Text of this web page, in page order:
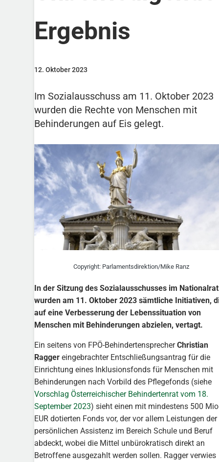
Ergebnis
12. Oktober 2023
Im Sozialausschuss am 11. Oktober 2023
wurden die Rechte von Menschen mit
Behinderungen auf Eis gelegt.
Copyright: Parlamentsdirektion/Mike Ranz
In der Sitzung des Sozialausschusses im Nationalrat
wurden am 11. Oktober 2023 sämtliche Initiativen,
auf eine Verbesserung der Lebenssituation von
Menschen mit Behinderungen abzielen, vertagt.
Ein seitens von FPÖ-BehindertensprecherChristian
Raggereingebrachter Entschließungsantrag für die
Einrichtung eines Inklusionsfonds für Menschen mit
Behinderungen nach Vorbild des Pflegefonds (siehe
Vorschlag Österreichischer Behindertenrat vom 18.
September 2023) sieht einen mit mindestens 500
EUR dotierten Fonds vor, der vor allem Leistungen der
persönlichen Assistenz im Bereich Schule und Beruf
abdeckt, wobei die Mittel unbürokratisch direkt an
Betroffene ausgezahlt werden sollen. Ragger verwies